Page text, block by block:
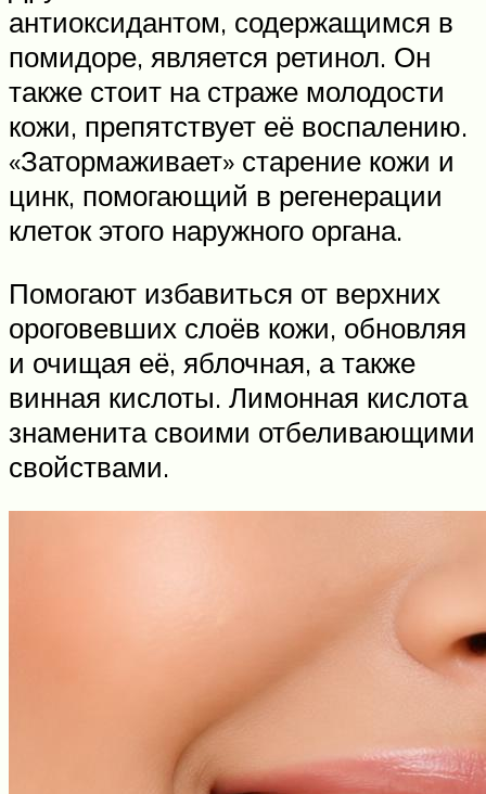
антиоксидантом, содержащимся в
помидоре, является ретинол. Он
также стоит на страже молодости
кожи, препятствует её воспалению.
«Затормаживает» старение кожи и
цинк, помогающий в регенерации
клеток этого наружного органа.
Помогают избавиться от верхних
ороговевших слоёв кожи, обновляя
и очищая её, яблочная, а также
винная кислоты. Лимонная кислота
знаменита своими отбеливающими
свойствами.